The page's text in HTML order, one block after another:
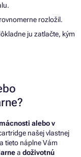
rozložil.
ju zatlačte, kým
alebo v
našej vlastnej
tieto náplne Vám
a doživotnú